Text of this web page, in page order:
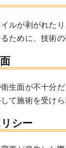
ルが剥がれた
ために、技術
生面が不十分
て施術を受け
シー